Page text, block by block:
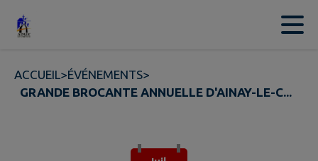
Contenu
ACCUEIL>ÉVÉNEMENTS>
GRANDE BROCANTE ANNUELLE D'AINAY-LE-C...